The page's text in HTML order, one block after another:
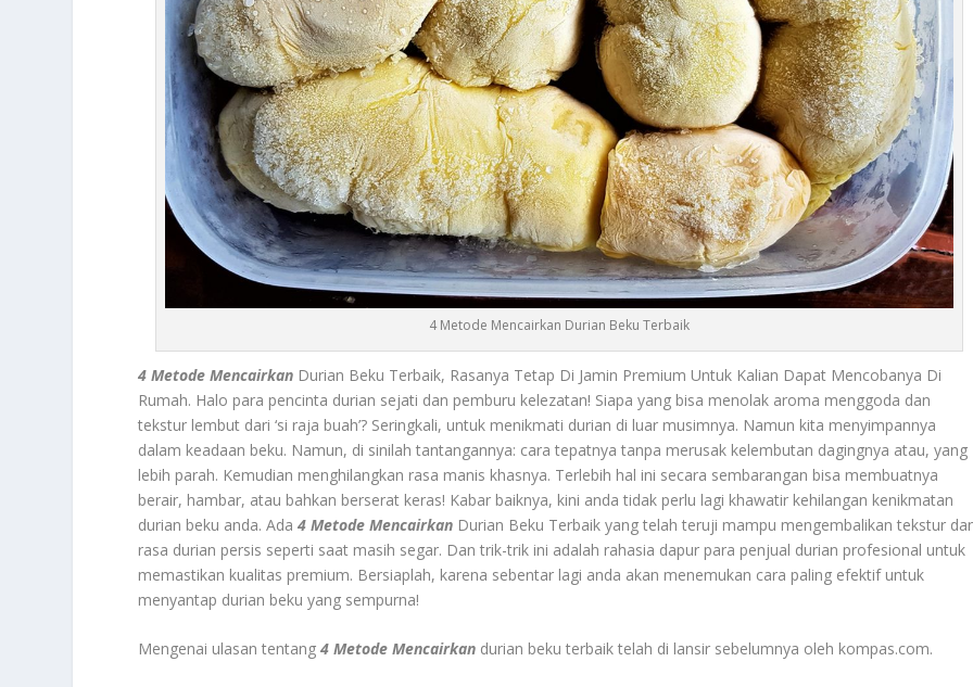
4 Metode Mencairkan Durian Beku Terbaik
4 Metode Mencairkan Durian Beku Terbaik, Rasanya Tetap Di Jamin Premium Untuk Kalian Dapat Mencobanya Di
Rumah. Halo para pencinta durian sejati dan pemburu kelezatan! Siapa yang bisa menolak aroma menggoda dan
tekstur lembut dari ‘si raja buah’? Seringkali, untuk menikmati durian di luar musimnya. Namun kita menyimpannya
dalam keadaan beku. Namun, di sinilah tantangannya: cara tepatnya tanpa merusak kelembutan dagingnya atau, yang
lebih parah. Kemudian menghilangkan rasa manis khasnya. Terlebih hal ini secara sembarangan bisa membuatnya
berair, hambar, atau bahkan berserat keras! Kabar baiknya, kini anda tidak perlu lagi khawatir kehilangan kenikmatan
durian beku anda. Ada4 Metode Mencairkan Durian Beku Terbaik yang telah teruji mampu mengembalikan tekstur
rasa durian persis seperti saat masih segar. Dan trik-trik ini adalah rahasia dapur para penjual durian profesional untuk
memastikan kualitas premium. Bersiaplah, karena sebentar lagi anda akan menemukan cara paling efektif untuk
menyantap durian beku yang sempurna!
Mengenai ulasan tentang4 Metode Mencairkan durian beku terbaik telah di lansir sebelumnya oleh kompas.com.